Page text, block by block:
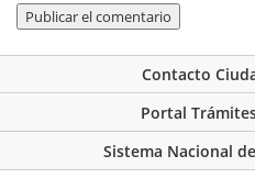
Contacto
Portal
Sistema Nacional